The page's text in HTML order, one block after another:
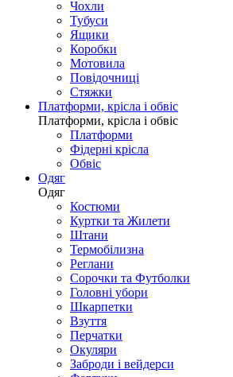
Чохли
Тубуси
Ящики
Коробки
Мотовила
Повідочниці
Стяжки
Платформи, крісла і обвіс
Платформи, крісла і обвіс
Платформи
Фідерні крісла
Обвіс
Одяг
Одяг
Костюми
Куртки та Жилети
Штани
Термобілизна
Реглани
Сорочки та Футболки
Головні убори
Шкарпетки
Взуття
Перчатки
Окуляри
Заброди і вейдерси